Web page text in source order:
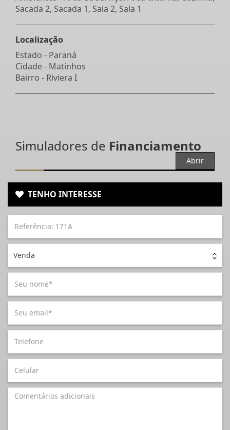
Sacada 2, Sacada 1, Sala 2, Sala 1
Localização
Estado - Paraná
Cidade - Matinhos
Bairro - Riviera I
Simuladores de Financiamento
Abrir
TENHO INTERESSE
Venda